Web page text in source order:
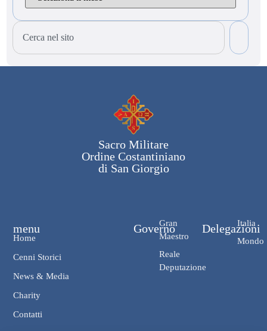
Sacro Militare
Ordine Costantiniano
di San Giorgio
Governo
Gran
Maestro
Reale
Deputazione
Delegazioni
Italia
Mondo
menu
Home
Cenni Storici
News & Media
Charity
Contatti